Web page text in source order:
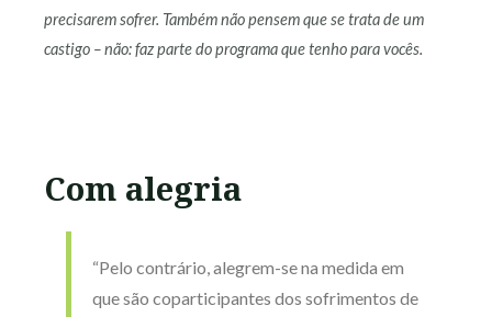
precisarem sofrer. Também não pensem que se trata de um
castigo – não: faz parte do programa que tenho para vocês.
Com alegria
“Pelo contrário, alegrem-se na medida em
que são coparticipantes dos sofrimentos de